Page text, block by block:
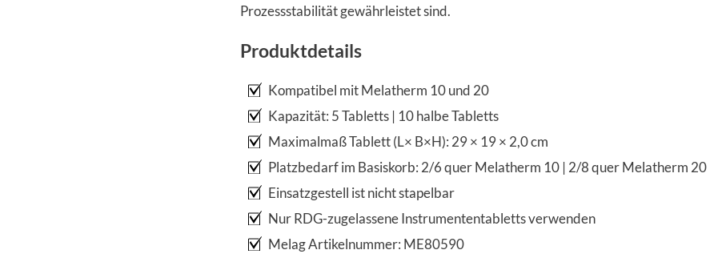
Prozessstabilität gewährleistet sind.
Produktdetails
Kompatibel mit Melatherm 10 und 20
Kapazität: 5 Tabletts | 10 halbe Tabletts
Maximalmaß Tablett (L× B×H): 29 × 19 × 2,0 cm
Platzbedarf im Basiskorb: 2/6 quer Melatherm 10 | 2/8 quer Melatherm 20
Einsatzgestell ist nicht stapelbar
Nur RDG-zugelassene Instrumententabletts verwenden
Melag Artikelnummer: ME80590